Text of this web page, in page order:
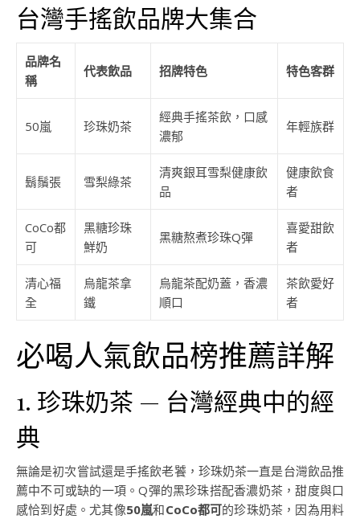
台灣手搖飲品牌大集合
品牌名
稱
代表飲品 招牌特色 特色客群
50嵐 珍珠奶茶
經典手搖茶飲，口感
濃郁
年輕族群
鬍鬚張 雪梨綠茶
清爽銀耳雪梨健康飲
品
健康飲食
者
CoCo都
可
黑糖珍珠
鮮奶
黑糖熬煮珍珠Q彈
喜愛甜飲
者
清心福
全
烏龍茶拿
鐵
烏龍茶配奶蓋，香濃
順口
茶飲愛好
者
必喝人氣飲品榜推薦詳解
1. 珍珠奶茶 — 台灣經典中的經
典
無論是初次嘗試還是手搖飲老饕，珍珠奶茶一直是台灣飲品推
薦中不可或缺的一項。Q彈的黑珍珠搭配香濃奶茶，甜度與口
感恰到好處。尤其像50嵐和CoCo都可的珍珠奶茶，因為用料